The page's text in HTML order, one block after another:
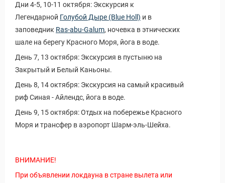
Дни 4-5, 10-11 октября: Экскурсия к
Легендарной Голубой Дыре (Blue Holl) и в
заповедник Ras-abu-Galum, ночевка в этнических
шале на берегу Красного Моря, йога в воде.
День 7, 13 октября: Экскурсия в пустыню на
Закрытый и Белый Каньоны.
День 8, 14 октября: Экскурсия на самый красивый
риф Синая - Айлендс, йога в воде.
День 9, 15 октября: Отдых на побережье Красного
Моря и трансфер в аэропорт Шарм-эль-Шейха.
ВНИМАНИЕ!
При объявлении локдауна в стране вылета или